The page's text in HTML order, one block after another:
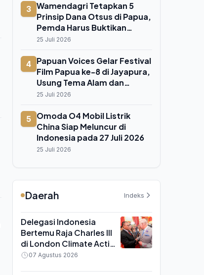
3 Wamendagri Tetapkan 5
Prinsip Dana Otsus di Papua,
Pemda Harus Buktikan
Dampak Nyata ke Orang Asli
25 Juli 2026
4 Papuan Voices Gelar Festival
Film Papua ke-8 di Jayapura,
Usung Tema Alam dan
Kehidupan Manusia Papua
25 Juli 2026
5 Omoda O4 Mobil Listrik
China Siap Meluncur di
Indonesia pada 27 Juli 2026
25 Juli 2026
Daerah Indeks
Delegasi Indonesia
Bertemu Raja Charles III
di London Climate Action
Week, Bahas Pelestarian
07 Agustus 2026